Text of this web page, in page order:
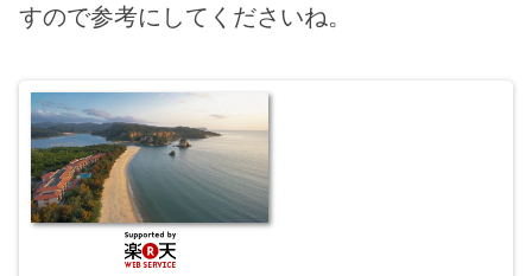
すので参考にしてくださいね。